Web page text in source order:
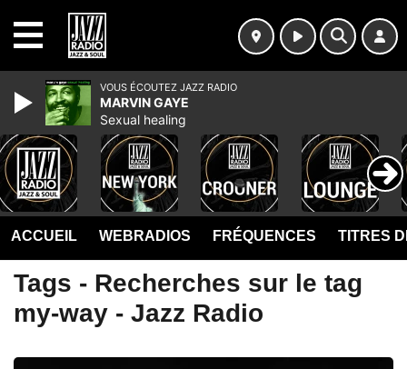
ACCUEIL WEBRADIOS FRÉQUENCES TITRES
Tags - Recherches sur le tag
my-way - Jazz Radio
VOUS ÉCOUTEZ JAZZ RADIO
MARVIN GAYE
Sexual healing